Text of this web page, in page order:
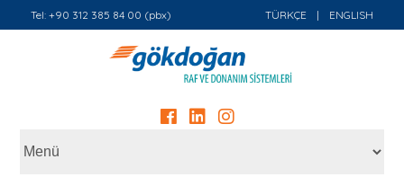
Tel: +90 312 385 84 00 (pbx) TÜRKÇE | ENGLISH